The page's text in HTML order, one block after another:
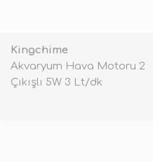
Kingchime
Akvaryum Hava Motoru 2
Çıkışlı 5W 3 Lt/dk